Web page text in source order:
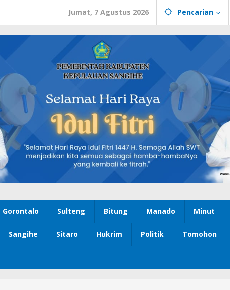
Jumat, 7 Agustus 2026 Pencarian
Gorontalo Sulteng Bitung Manado Minut
Sangihe Sitaro Hukrim Politik Tomohon